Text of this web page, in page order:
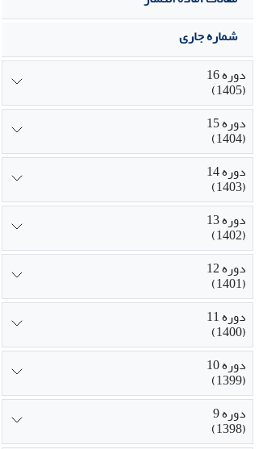
شماره جاری
دوره 16
(1405)
دوره 15
(1404)
دوره 14
(1403)
دوره 13
(1402)
دوره 12
(1401)
دوره 11
(1400)
دوره 10
(1399)
دوره 9
(1398)